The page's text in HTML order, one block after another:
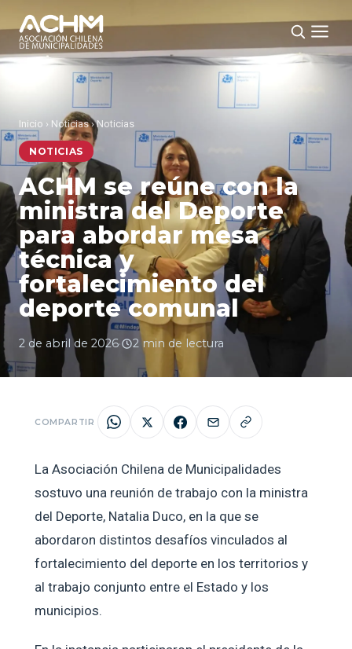
Inicio › Noticias›Noticias
NOTICIAS
ACHM se reúne con la
ministra del Deporte
para abordar mesa
técnica y
fortalecimiento del
deporte comunal
2 de abril de 2026· 2 min de lectura
COMPARTIR
La Asociación Chilena de Municipalidades
sostuvo una reunión de trabajo con la ministra
del Deporte, Natalia Duco, en la que se
abordaron distintos desafíos vinculados al
fortalecimiento del deporte en los territorios y
al trabajo conjunto entre el Estado y los
municipios.